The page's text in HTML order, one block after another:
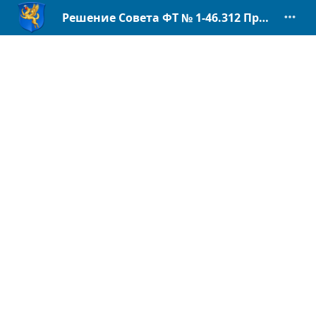
Решение Совета ФТ № 1-46.312 Приложение 1 к Положению о рег. гос. контроле инвалид. квоты.pdf